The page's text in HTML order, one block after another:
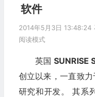
软件
2014年5月3日 13:48:24
阅读模式
英国SUNRISE
创立以来，一直致
研究和开发。 其系